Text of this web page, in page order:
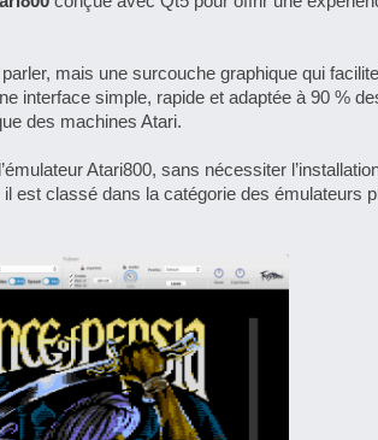
mais une surcouche graphique qui
interface simple, rapide et adaptée à 90 %
des machines Atari.
Atari800, sans nécessiter
est classé dans la catégorie des émulateurs